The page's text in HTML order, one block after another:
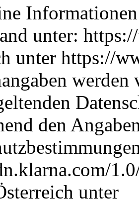
unter:
unter https://
den
unter